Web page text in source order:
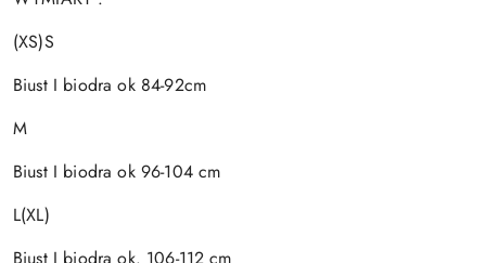
(XS)S
Biust I biodra ok 84-92cm
M
Biust I biodra ok 96-104 cm
L(XL)